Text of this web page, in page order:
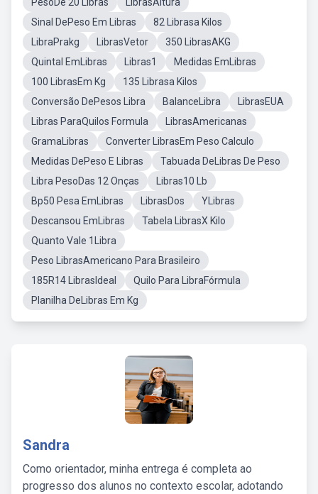
Sinal DePeso Em Libras
82 Librasa Kilos
LibraPrakg
LibrasVetor
350 LibrasAKG
Quintal EmLibras
Libras1
Medidas EmLibras
100 LibrasEm Kg
135 Librasa Kilos
Conversão DePesos Libra
BalanceLibra
LibrasEUA
Libras ParaQuilos Formula
LibrasAmericanas
GramaLibras
Converter LibrasEm Peso Calculo
Medidas DePeso E Libras
Tabuada DeLibras De Peso
Libra PesoDas 12 Onças
Libras10 Lb
Bp50 Pesa EmLibras
LibrasDos
YLibras
Descansou EmLibras
Tabela LibrasX Kilo
Quanto Vale 1Libra
Peso LibrasAmericano Para Brasileiro
185R14 LibrasIdeal
Quilo Para LibraFórmula
Planilha DeLibras Em Kg
Sandra
Como orientador, minha entrega é completa ao
progresso dos alunos no contexto escolar, adotando